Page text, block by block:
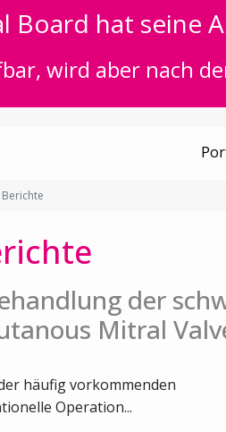
Board hat seine
wird aber nach
der
Mitral
häufig vorkommenden
Operation...